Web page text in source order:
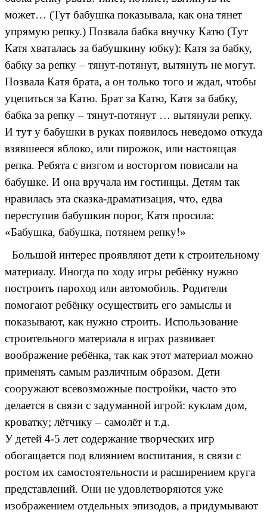
может… (Тут бабушка показывала, как она тянет
упрямую репку.) Позвала бабка внучку Катю (Тут
Катя хваталась за бабушкину юбку): Катя за бабку,
бабку за репку – тянут-потянут, вытянуть не могут.
Позвала Катя брата, а он только того и ждал, чтобы
уцепиться за Катю. Брат за Катю, Катя за бабку,
бабка за репку – тянут-потянут … вытянули репку.
И тут у бабушки в руках появилось неведомо откуда
взявшееся яблоко, или пирожок, или настоящая
репка. Ребята с визгом и восторгом повисали на
бабушке. И она вручала им гостинцы. Детям так
нравилась эта сказка-драматизация, что, едва
переступив бабушкин порог, Катя просила:
«Бабушка, бабушка, потянем репку!»
Большой интерес проявляют дети к строительному
материалу. Иногда по ходу игры ребёнку нужно
построить пароход или автомобиль. Родители
помогают ребёнку осуществить его замыслы и
показывают, как нужно строить. Использование
строительного материала в играх развивает
воображение ребёнка, так как этот материал можно
применять самым различным образом. Дети
сооружают всевозможные постройки, часто это
делается в связи с задуманной игрой: куклам дом,
кроватку; лётчику – самолёт и т.д.
У детей 4-5 лет содержание творческих игр
обогащается под влиянием воспитания, в связи с
ростом их самостоятельности и расширением круга
представлений. Они не удовлетворяются уже
изображением отдельных эпизодов, а придумывают